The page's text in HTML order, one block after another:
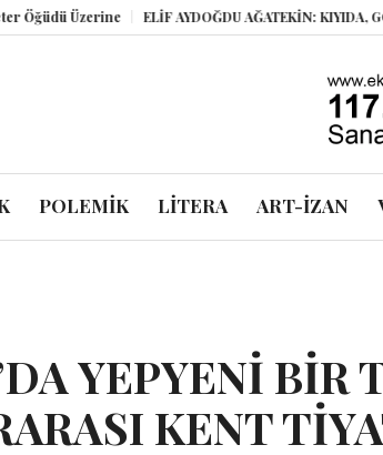
ELİF AYDOĞDU AĞATEKİN: KIYIDA, GÖLGELER ve
POLEMİK LİTERA ART-İZAN
YEPYENİ BİR
KENT